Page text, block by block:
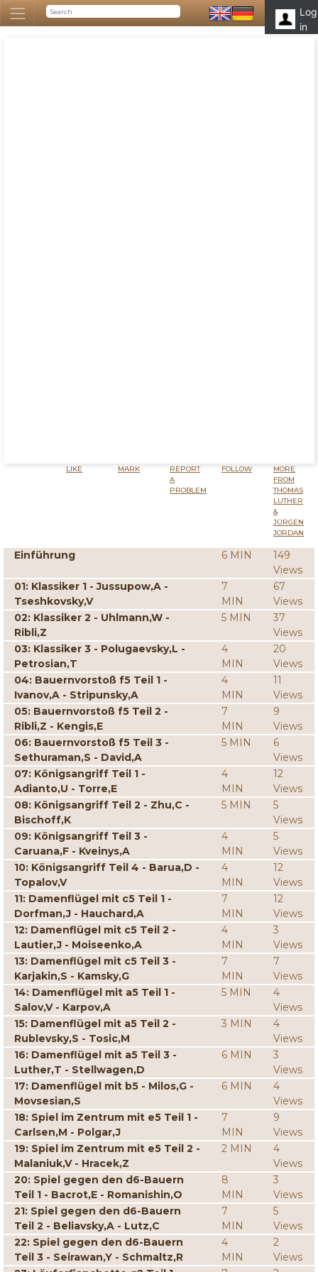
Log
in
LIKE MARK
REPORT
A
PROBLEM
FOLLOW
MORE
FROM
THOMAS
LUTHER
&
JÜRGEN
JORDAN
Einführung 6 MIN
149
Views
01: Klassiker 1 - Jussupow,A -
Tseshkovsky,V
7
MIN
67
Views
02: Klassiker 2 - Uhlmann,W -
Ribli,Z
5 MIN
37
Views
03: Klassiker 3 - Polugaevsky,L -
Petrosian,T
4
MIN
20
Views
04: Bauernvorstoß f5 Teil 1 -
Ivanov,A - Stripunsky,A
4
MIN
11
Views
05: Bauernvorstoß f5 Teil 2 -
Ribli,Z - Kengis,E
7
MIN
9
Views
06: Bauernvorstoß f5 Teil 3 -
Sethuraman,S - David,A
5 MIN
6
Views
07: Königsangriff Teil 1 -
Adianto,U - Torre,E
4
MIN
12
Views
08: Königsangriff Teil 2 - Zhu,C -
Bischoff,K
5 MIN
5
Views
09: Königsangriff Teil 3 -
Caruana,F - Kveinys,A
4
MIN
5
Views
10: Königsangriff Teil 4 - Barua,D -
Topalov,V
4
MIN
12
Views
11: Damenflügel mit c5 Teil 1 -
Dorfman,J - Hauchard,A
7
MIN
12
Views
12: Damenflügel mit c5 Teil 2 -
Lautier,J - Moiseenko,A
4
MIN
3
Views
13: Damenflügel mit c5 Teil 3 -
Karjakin,S - Kamsky,G
7
MIN
7
Views
14: Damenflügel mit a5 Teil 1 -
Salov,V - Karpov,A
5 MIN
4
Views
15: Damenflügel mit a5 Teil 2 -
Rublevsky,S - Tosic,M
3 MIN
4
Views
16: Damenflügel mit a5 Teil 3 -
Luther,T - Stellwagen,D
6 MIN
3
Views
17: Damenflügel mit b5 - Milos,G -
Movsesian,S
6 MIN
4
Views
18: Spiel im Zentrum mit e5 Teil 1 -
Carlsen,M - Polgar,J
7
MIN
9
Views
19: Spiel im Zentrum mit e5 Teil 2 -
Malaniuk,V - Hracek,Z
2 MIN
4
Views
20: Spiel gegen den d6-Bauern
Teil 1 - Bacrot,E - Romanishin,O
8
MIN
3
Views
21: Spiel gegen den d6-Bauern
Teil 2 - Beliavsky,A - Lutz,C
7
MIN
5
Views
22: Spiel gegen den d6-Bauern
Teil 3 - Seirawan,Y - Schmaltz,R
4
MIN
2
Views